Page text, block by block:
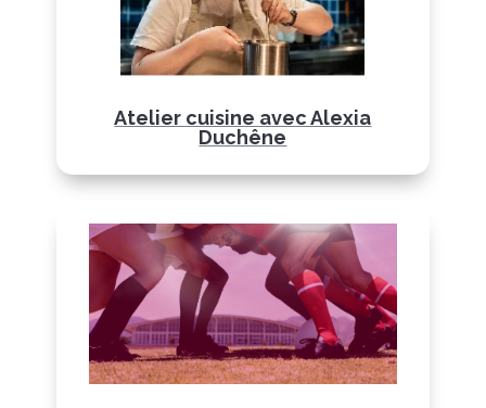
Atelier cuisine avec Alexia
Duchêne